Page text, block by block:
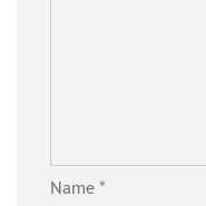
Name *